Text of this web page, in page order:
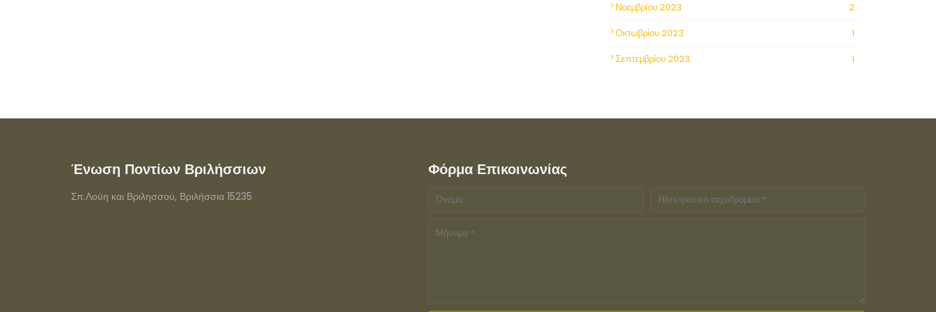
Νοεμβρίου 2023
2
Οκτωβρίου 2023
1
Σεπτεμβρίου 2023
1
Ένωση Ποντίων Βριλήσσιων
Σπ.Λούη και Βριλησσού, Βριλήσσια 15235
Φόρμα Επικοινωνίας